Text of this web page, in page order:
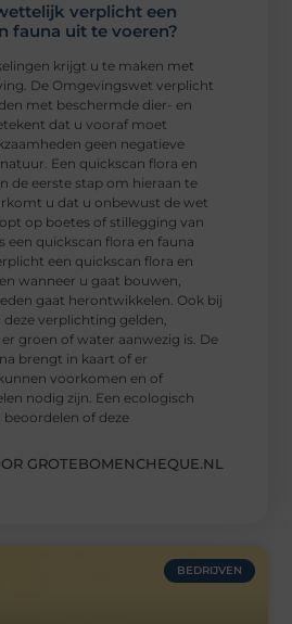
verplicht een
fauna uit te voeren?
krijgt u te maken met
De Omgevingswet verplicht
met beschermde dier- en
dat u vooraf moet
geen negatieve
Een quickscan flora en
de eerste stap om hieraan te
u dat u onbewust de wet
op boetes of stillegging van
een quickscan flora en fauna
een quickscan flora en
wanneer u gaat bouwen,
gaat herontwikkelen. Ook bij
verplichting gelden,
groen of water aanwezig is. De
brengt in kaart of er
voorkomen en of
nodig zijn. Een ecologisch
beoordelen of deze
GROTEBOMENCHEQUE.NL
BEDRIJVEN